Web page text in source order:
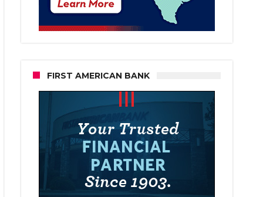
FIRST AMERICAN BANK